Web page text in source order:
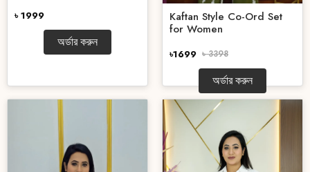
৳ 1999
অর্ডার করুন
Kaftan Style Co-Ord Set
for Women
৳1699 ৳ 3398
অর্ডার করুন